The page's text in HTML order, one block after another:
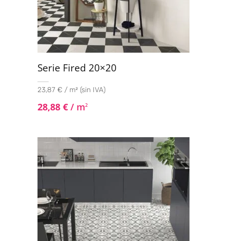
Serie Fired 20×20
23,87 € / m² (sin IVA)
28,88 € / m2